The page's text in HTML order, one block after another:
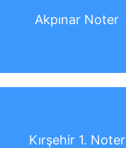
Akpınar Noter
Kırşehir 1. Noter